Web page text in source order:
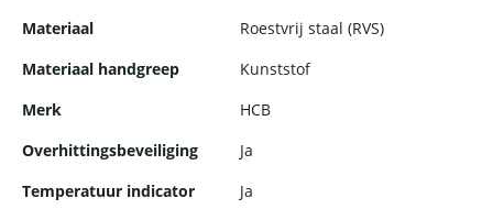
Materiaal
Roestvrij staal (RVS)
Materiaal handgreep
Kunststof
Merk
HCB
Overhittingsbeveiliging
Ja
Temperatuur indicator
Ja